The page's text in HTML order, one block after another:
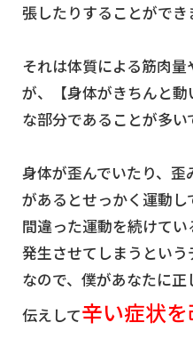
張したりすることができ
それは体質による筋肉
が、【身体がきちんと
な部分であることが多い
身体が歪んでいたり、
があるとせっかく運動し
間違った運動を続けて
発生させてしまうという
なので、僕があなたに
伝えして辛い症状